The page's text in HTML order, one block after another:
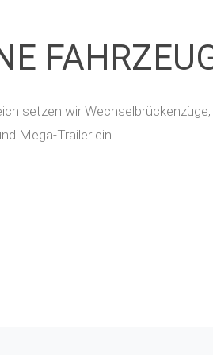
setzen wir Wechselbrückenzüge,
Mega-Trailer ein.